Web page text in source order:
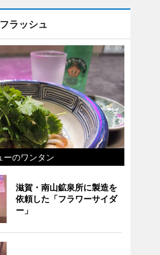
ラッシュ
ーのワンタン
滋賀・南山鉱泉所に製造を
依頼した「フラワーサイダ
ー」